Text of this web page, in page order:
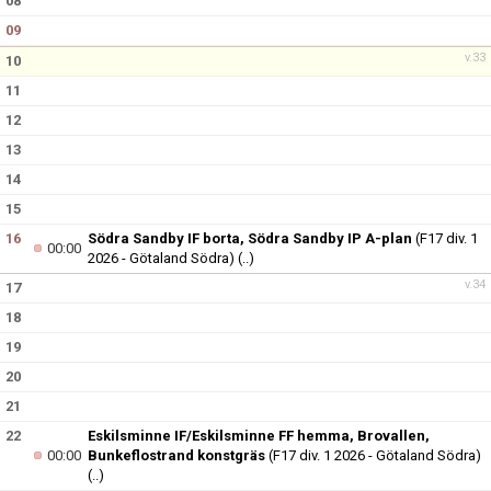
09
v.33
10
11
12
13
14
15
16
00:00
Södra Sandby IF borta, Södra Sandby IP A-plan (F17 div. 1
2026 - Götaland Södra) (..)
v.34
17
18
19
20
21
22
00:00
Eskilsminne IF/Eskilsminne FF hemma, Brovallen,
Bunkeflostrand konstgräs (F17 div. 1 2026 - Götaland Södra)
(..)